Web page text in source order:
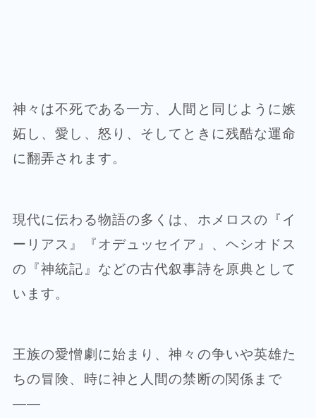
神々は不死である一方、人間と同じように嫉
妬し、愛し、怒り、そしてときに残酷な運命
に翻弄されます。
現代に伝わる物語の多くは、ホメロスの『イ
ーリアス』『オデュッセイア』、ヘシオドス
の『神統記』などの古代叙事詩を原典として
います。
王族の愛憎劇に始まり、神々の争いや英雄た
ちの冒険、時に神と人間の禁断の関係まで
——